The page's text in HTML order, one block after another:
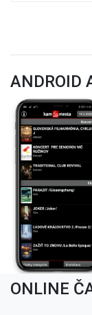
ANDROID
ONLINE